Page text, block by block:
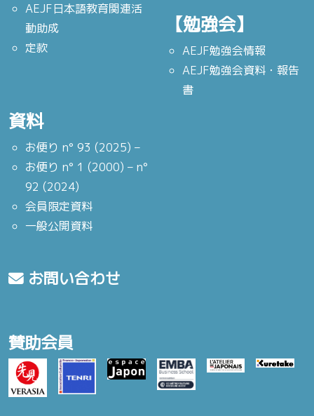
AEJF日本語教育関連活
動助成
定款
【勉強会】
AEJF勉強会情報
AEJF勉強会資料・報告
書
資料
お便り n° 93 (2025) –
お便り n° 1 (2000) – n°
92 (2024)
会員限定資料
一般公開資料
お問い合わせ
賛助会員